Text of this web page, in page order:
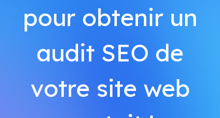
pour obtenir un
audit SEO de
votre site web